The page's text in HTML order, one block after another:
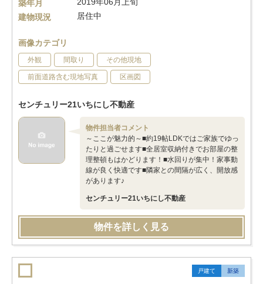
築年月
建物現況
居住中
画像カテゴリ
外観 間取り その他現地
前面道路含む現地写真 区画図
センチュリー21いちにし不動産
物件担当者コメント
～ここが魅力的～■約19帖LDKではご家族でゆっ
たりと過ごせます■全居室収納付きでお部屋の整
理整頓もはかどります！■水回りが集中！家事動
線が良く快適です■隣家との間隔が広く、開放感
があります♪
センチュリー21いちにし不動産
物件を詳しく見る
戸建て 新築